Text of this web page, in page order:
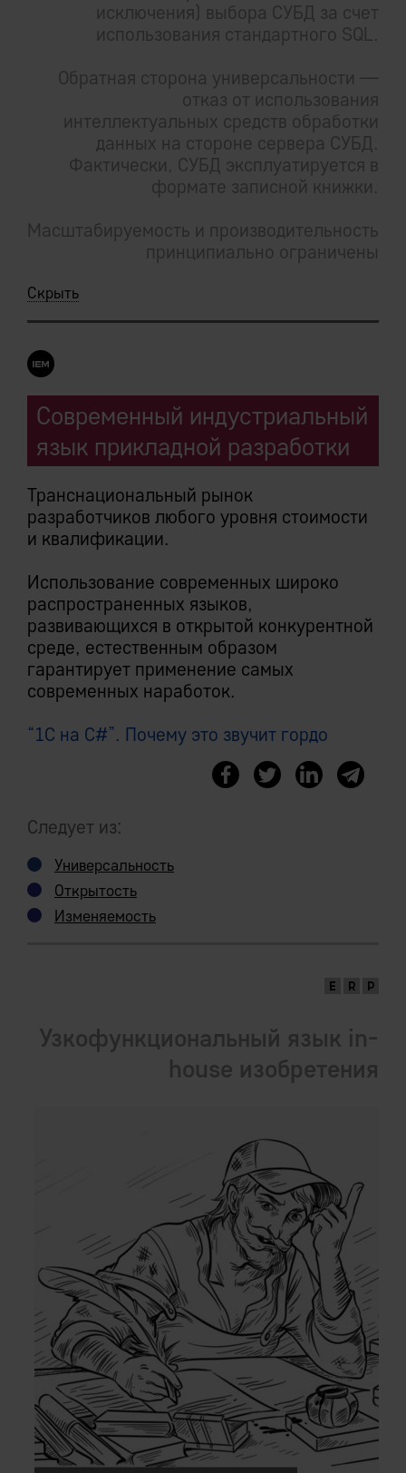
исключения) выбора СУБД за счет
использования стандартного SQL.
Обратная сторона универсальности —
отказ от использования
интеллектуальных средств обработки
данных на стороне сервера СУБД.
Фактически, СУБД эксплуатируется в
формате записной книжки.
Масштабируемость и производительность
принципиально ограничены
Скрыть
Современный индустриальный
язык прикладной разработки
Транснациональный рынок
разработчиков любого уровня стоимости
и квалификации.
Использование современных широко
распространенных языков,
развивающихся в открытой конкурентной
среде, естественным образом
гарантирует применение самых
современных наработок.
“1C на C#”. Почему это звучит гордо
Следует из:
Универсальность
Открытость
Изменяемость
Узкофункциональный язык in-
house изобретения